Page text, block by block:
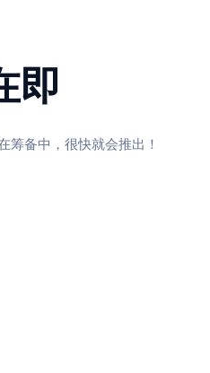
即
筹备中，很快就会推出！